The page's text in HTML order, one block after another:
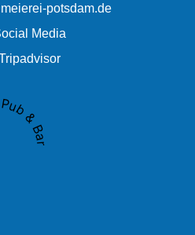
potsdam.de
Media
& Bar